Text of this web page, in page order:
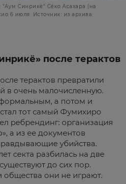
Синрикё" Сёко Асахара (на
6 июля. Источник: из архива:
после терактов
терактов превратили
в очень малочисленную.
а потом и
тот самый Фумихиро
ребрендинг: организация
а из ее документов
убийства.
секта разбилась на две
до сих пор.
они не играют.